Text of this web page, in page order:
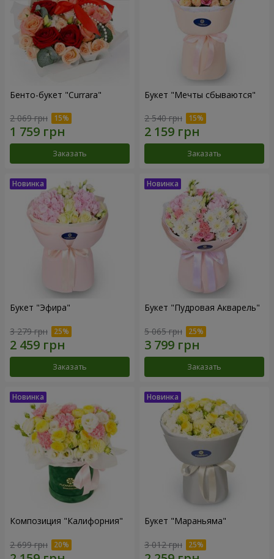
Бенто-букет "Currara"
2 069 грн
Заказать
Букет "Мечты сбываются"
2 540 грн
Заказать
Букет "Эфира"
3 279 грн
Заказать
Букет "Пудровая Акварель"
5 065 грн
Заказать
Композиция "Калифорния"
2 699 грн
Букет "Мараньяма"
3 012 грн